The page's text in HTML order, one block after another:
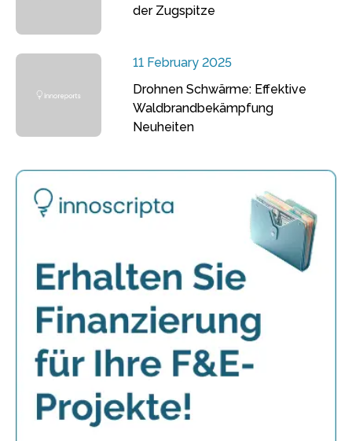
der Zugspitze
11 February 2025
Drohnen Schwärme: Effektive
Waldbrandbekämpfung
Neuheiten